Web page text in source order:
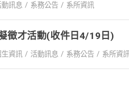
動訊息 / 系務公告 / 系所資訊
徵才活動(收件日4/19日)
生資訊 / 活動訊息 / 系務公告 / 系所資